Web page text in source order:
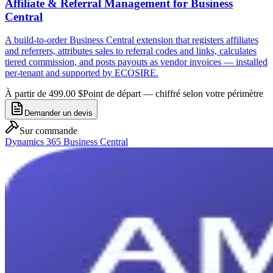
Affiliate & Referral Management for Business
Central
A build-to-order Business Central extension that registers affiliates
and referrers, attributes sales to referral codes and links, calculates
tiered commission, and posts payouts as vendor invoices — installed
per-tenant and supported by ECOSIRE.
À partir de 499.00 $Point de départ — chiffré selon votre périmètre
Demander un devis
Sur commande
Dynamics 365 Business Central